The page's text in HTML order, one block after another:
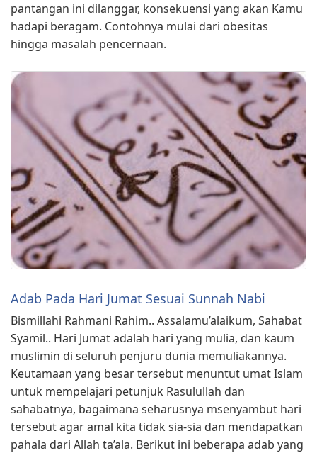
pantangan ini dilanggar, konsekuensi yang akan Kamu
hadapi beragam. Contohnya mulai dari obesitas
hingga masalah pencernaan.⁣
Adab Pada Hari Jumat Sesuai Sunnah Nabi
Bismillahi Rahmani Rahim.. Assalamu’alaikum, Sahabat
Syamil.. Hari Jumat adalah hari yang mulia, dan kaum
muslimin di seluruh penjuru dunia memuliakannya.
Keutamaan yang besar tersebut menuntut umat Islam
untuk mempelajari petunjuk Rasulullah dan
sahabatnya, bagaimana seharusnya msenyambut hari
tersebut agar amal kita tidak sia-sia dan mendapatkan
pahala dari Allah ta’ala. Berikut ini beberapa adab yang